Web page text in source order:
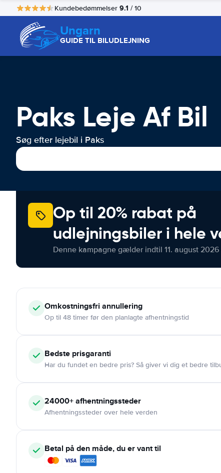
Kundebedømmelser 9.1 / 10
Ungarn
GUIDE TIL BILUDLEJNING
Paks Leje Af Bil
Søg efter lejebil i Paks
Op til 20% rabat på
udlejningsbiler i hele
Denne kampagne gælder indtil 11. august
Omkostningsfri annullering
Op til 48 timer før den planlagte afhentningstid
Bedste prisgaranti
Har du fundet en bedre pris? Så giver vi dig et bedre
24000+afhentningssteder
Afhentningssteder over hele verden
Betal på den måde, du er vant til